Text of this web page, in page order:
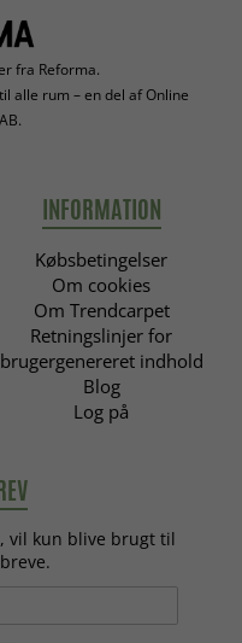
fra Reforma.
alle rum – en del af Online
INFORMATION
Købsbetingelser
Om cookies
Om Trendcarpet
Retningslinjer for
brugergenereret indhold
Blog
Log på
vil kun blive brugt til